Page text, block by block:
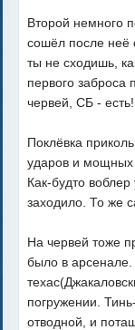
Второй немного
сошёл после неё
ты не сходишь,
первого заброса
червей, СБ - есть!
Поклёвка
ударов и мощных
Как-будто воблер
заходило. То же
На червей тоже
было в арсенале.
погружении.
отводной, и